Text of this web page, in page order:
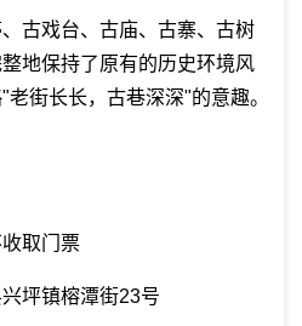
古戏台、古庙、古寨、古树
地保持了原有的历史环境风
街长长，古巷深深"的意趣。
取门票
坪镇榕潭街23号